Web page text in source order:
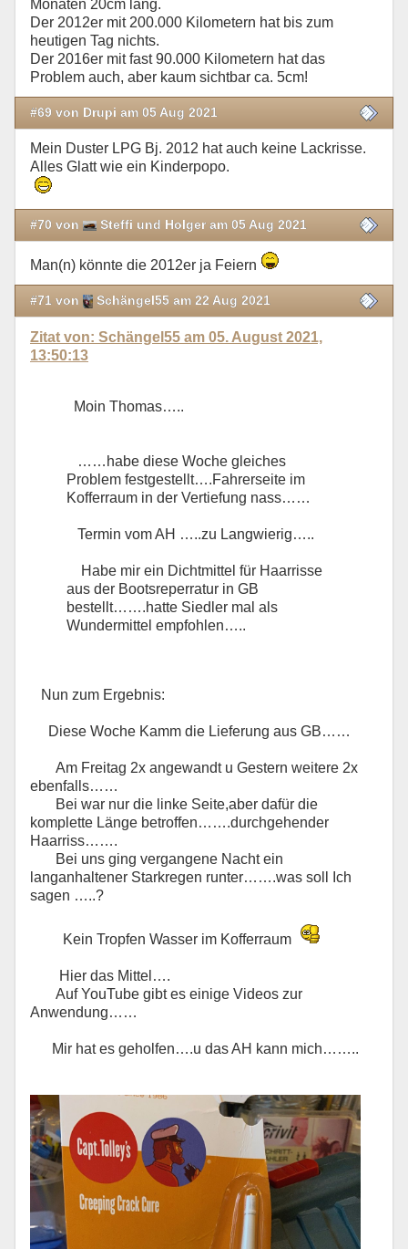
Monaten 20cm lang.
Der 2012er mit 200.000 Kilometern hat bis zum
heutigen Tag nichts.
Der 2016er mit fast 90.000 Kilometern hat das
Problem auch, aber kaum sichtbar ca. 5cm!
#69 von Drupi am 05 Aug 2021
Mein Duster LPG Bj. 2012 hat auch keine Lackrisse.
Alles Glatt wie ein Kinderpopo.
#70 von Steffi und Holger am 05 Aug 2021
Man(n) könnte die 2012er ja Feiern
#71 von Schängel55 am 22 Aug 2021
Zitat von: Schängel55 am 05. August 2021,
13:50:13
Moin Thomas…..
……habe diese Woche gleiches
Problem festgestellt….Fahrerseite im
Kofferraum in der Vertiefung nass……
Termin vom AH …..zu Langwierig…..
Habe mir ein Dichtmittel für Haarrisse
aus der Bootsreperratur in GB
bestellt…….hatte Siedler mal als
Wundermittel empfohlen…..
Nun zum Ergebnis:
Diese Woche Kamm die Lieferung aus GB……
Am Freitag 2x angewandt u Gestern weitere 2x
ebenfalls……
Bei war nur die linke Seite,aber dafür die
komplette Länge betroffen…….durchgehender
Haarriss…….
Bei uns ging vergangene Nacht ein
langanhaltener Starkregen runter…….was soll Ich
sagen …..?
Kein Tropfen Wasser im Kofferraum
Hier das Mittel….
Auf YouTube gibt es einige Videos zur
Anwendung……
Mir hat es geholfen….u das AH kann mich……..